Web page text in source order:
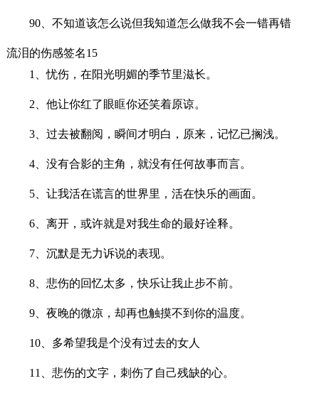
90、不知道该怎么说但我知道怎么做我不会一错再错
流泪的伤感签名15
1、忧伤，在阳光明媚的季节里滋长。
2、他让你红了眼眶你还笑着原谅。
3、过去被翻阅，瞬间才明白，原来，记忆已搁浅。
4、没有合影的主角，就没有任何故事而言。
5、让我活在谎言的世界里，活在快乐的画面。
6、离开，或许就是对我生命的最好诠释。
7、沉默是无力诉说的表现。
8、悲伤的回忆太多，快乐让我止步不前。
9、夜晚的微凉，却再也触摸不到你的温度。
10、多希望我是个没有过去的女人
11、悲伤的文字，刺伤了自己残缺的心。